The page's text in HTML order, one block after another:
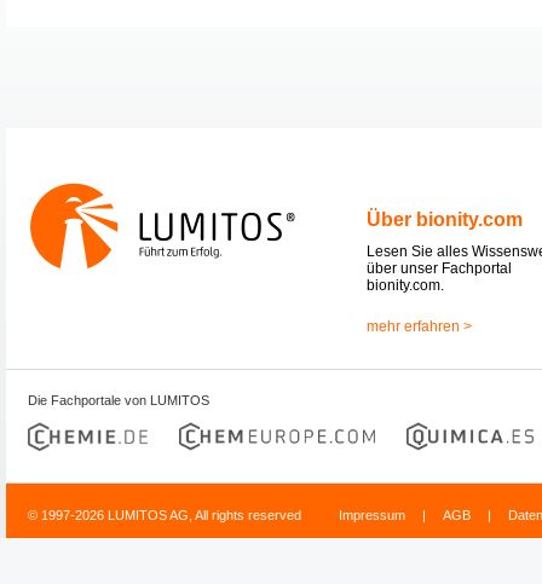
Über bionity.com
Lesen Sie alles
über unser Fachportal
bionity.com.
mehr erfahren >
Die Fachportale von LUMITOS
© 1997-2026 LUMITOS AG, All rights reserved Impressum | AGB |